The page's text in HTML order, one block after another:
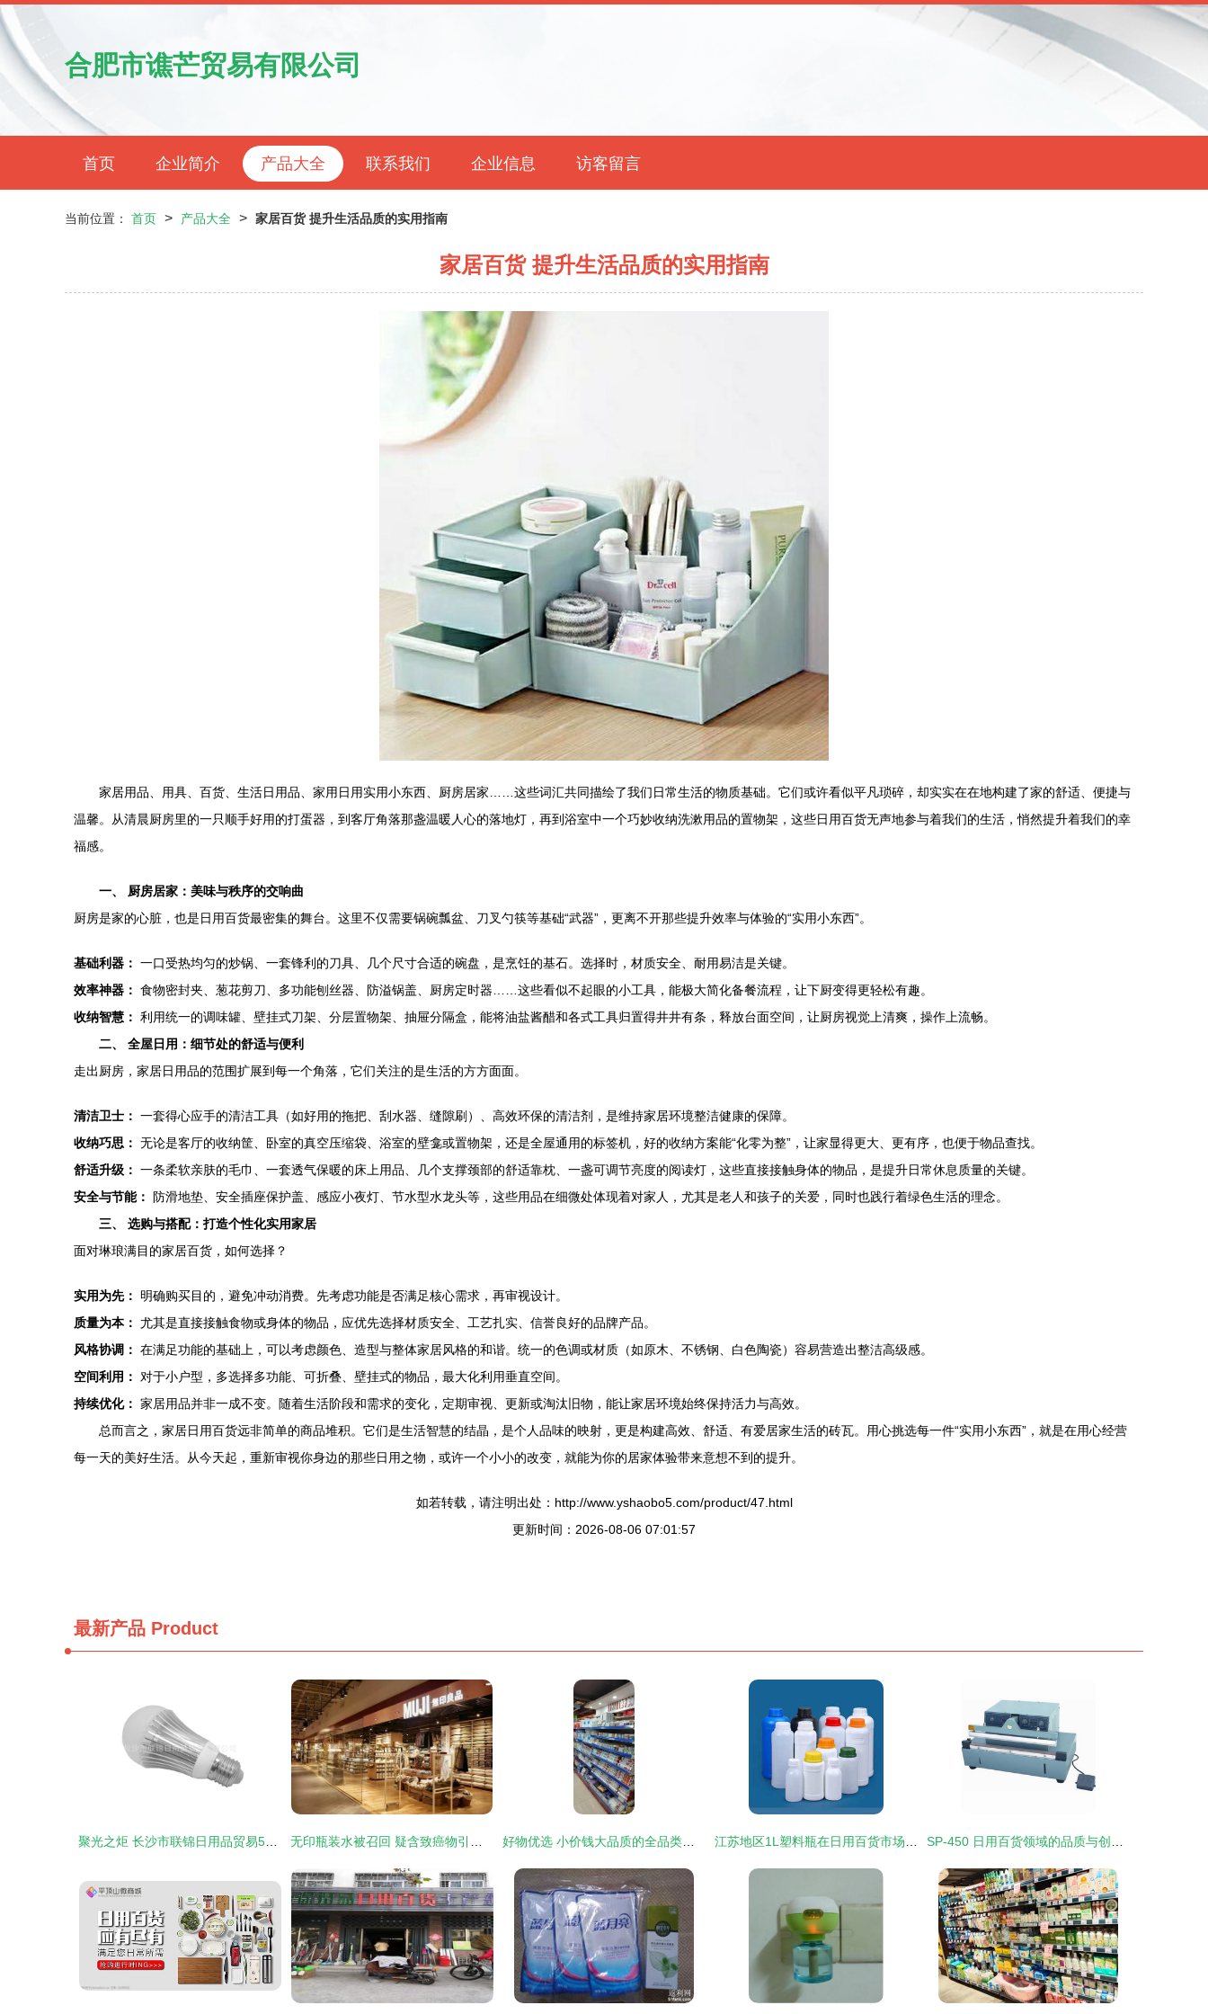
合肥市谯芒贸易有限公司
首页 企业简介 产品大全 联系我们 企业信息 访客留言
当前位置： 首页 > 产品大全 > 家居百货 提升生活品质的实用指南
家居百货 提升生活品质的实用指南
家居用品、用具、百货、生活日用品、家用日用实用小东西、厨房居家……这些词汇共同描绘了我们日常生活的物质基础。它们或许看似平凡琐碎，却实实在在地构建了家的舒适、便捷与
温馨。从清晨厨房里的一只顺手好用的打蛋器，到客厅角落那盏温暖人心的落地灯，再到浴室中一个巧妙收纳洗漱用品的置物架，这些日用百货无声地参与着我们的生活，悄然提升着我们的幸
福感。
一、 厨房居家：美味与秩序的交响曲
厨房是家的心脏，也是日用百货最密集的舞台。这里不仅需要锅碗瓢盆、刀叉勺筷等基础“武器”，更离不开那些提升效率与体验的“实用小东西”。
基础利器： 一口受热均匀的炒锅、一套锋利的刀具、几个尺寸合适的碗盘，是烹饪的基石。选择时，材质安全、耐用易洁是关键。
效率神器： 食物密封夹、葱花剪刀、多功能刨丝器、防溢锅盖、厨房定时器……这些看似不起眼的小工具，能极大简化备餐流程，让下厨变得更轻松有趣。
收纳智慧： 利用统一的调味罐、壁挂式刀架、分层置物架、抽屉分隔盒，能将油盐酱醋和各式工具归置得井井有条，释放台面空间，让厨房视觉上清爽，操作上流畅。
二、 全屋日用：细节处的舒适与便利
走出厨房，家居日用品的范围扩展到每一个角落，它们关注的是生活的方方面面。
清洁卫士： 一套得心应手的清洁工具（如好用的拖把、刮水器、缝隙刷）、高效环保的清洁剂，是维持家居环境整洁健康的保障。
收纳巧思： 无论是客厅的收纳筐、卧室的真空压缩袋、浴室的壁龛或置物架，还是全屋通用的标签机，好的收纳方案能“化零为整”，让家显得更大、更有序，也便于物品查找。
舒适升级： 一条柔软亲肤的毛巾、一套透气保暖的床上用品、几个支撑颈部的舒适靠枕、一盏可调节亮度的阅读灯，这些直接接触身体的物品，是提升日常休息质量的关键。
安全与节能：
防滑地垫、安全插座保护盖、感应小夜灯、节水型水龙头等，这些用品在细微处体现着对家人，尤其是老人和孩子的关爱，同时也践行着绿色生活的理念。
三、 选购与搭配：打造个性化实用家居
面对琳琅满目的家居百货，如何选择？
实用为先：
明确购买目的，避免冲动消费。先考虑功能是否满足核心需求，再审视设计。
质量为本： 尤其是直接接触食物或身体的物品，应优先选择材质安全、工艺扎实、信誉良好的品牌产品。
风格协调： 在满足功能的基础上，可以考虑颜色、造型与整体家居风格的和谐。统一的色调或材质（如原木、不锈钢、白色陶瓷）容易营造出整洁高级感。
空间利用：
对于小户型，多选择多功能、可折叠、壁挂式的物品，最大化利用垂直空间。
持续优化： 家居用品并非一成不变。随着生活阶段和需求的变化，定期审视、更新或淘汰旧物，能让家居环境始终保持活力与高效。
总而言之，家居日用百货远非简单的商品堆积。它们是生活智慧的结晶，是个人品味的映射，更是构建高效、舒适、有爱居家生活的砖瓦。用心挑选每一件“实用小东西”，就是在用心经营
每一天的美好生活。从今天起，重新审视你身边的那些日用之物，或许一个小小的改变，就能为你的居家体验带来意想不到的提升。
如若转载，请注明出处：http://www.yshaobo5.com/product/47.html
更新时间：2026-08-06 07:01:57
最新产品 Product